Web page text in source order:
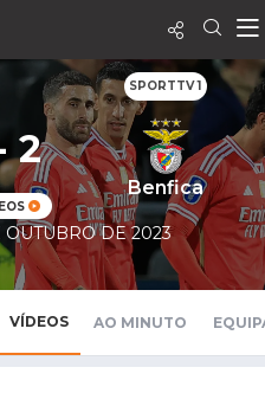
SPORTTV 1
2
Benfica
OUTUBRO DE 2023
VÍDEOS AO MINUTO